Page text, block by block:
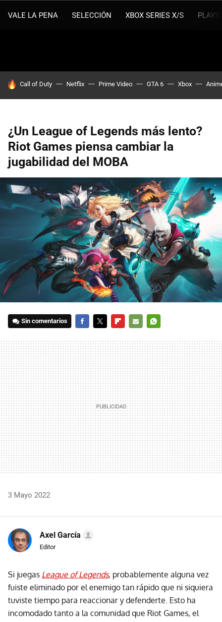
VALE LA PENA SELECCIÓN XBOX SERIES X/S
HOY SE HABLA DE
Call of Duty Netflix Prime Video GTA 6 Xbox
¿Un League of Legends más lento?
Riot Games piensa cambiar la
jugabilidad del MOBA
Sin comentarios
MAIL
3 Mayo 2022
Axel García
Editor
Si juegas League of Legends, probablemente alguna vez
fuiste eliminado por el enemigo tan rápido que ni siquiera
tuviste tiempo para reaccionar y defenderte. Esto ha
incomodado tanto a la comunidad que Riot Games, el